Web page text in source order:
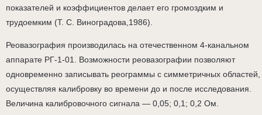
показателей и коэффициентов делает его громоздким и
трудоемким (Т. С. Виноградова,1986).
Реовазография производилась на отечественном 4-канальном
аппарате РГ-1-01. Возможности реовазографии позволяют
одновременно записывать реограммы с симметричных областей,
осуществляя калибровку во времени до и после исследования.
Величина калибровочного сигнала — 0,05; 0,1; 0,2 Ом.